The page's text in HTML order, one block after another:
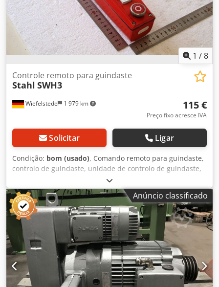
1 /8
Wiefelstede 1 979 km
Controle remoto para guindaste
Stahl SWH3
115 €
Preço fixo acresce IVA
Solicitar Ligar
Condição: bom (usado), Comando remoto para guindaste,
controlo de guindaste, unidade de controlo de guindaste,
botão de comando pendente, interruptor de controlo,
unidade de controlo, controlo de monitorização. -
Fabricante: Stahl, interruptor de controlo para comando
remoto de guindaste -Tipo: SWH3 -Dimensões: 360/65/65
mm -Peso: 0,8 kg Crjdpszmdvmefx Adwsf
Anúncio classificado